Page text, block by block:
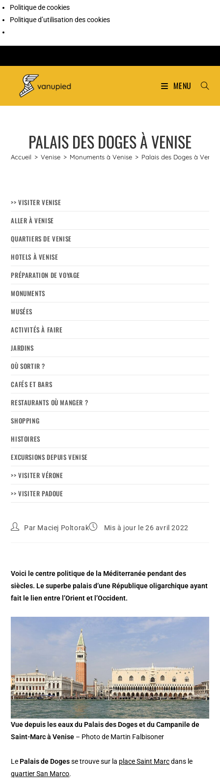
Politique de cookies
Politique d’utilisation des cookies
MENU
PALAIS DES DOGES À VENISE
Accueil > Venise > Monuments à Venise > Palais des Doges à Venise
>> VISITER VENISE
ALLER À VENISE
QUARTIERS DE VENISE
HOTELS À VENISE
PRÉPARATION DE VOYAGE
MONUMENTS
MUSÉES
ACTIVITÉS À FAIRE
JARDINS
OÙ SORTIR ?
CAFÉS ET BARS
RESTAURANTS OÙ MANGER ?
SHOPPING
HISTOIRES
EXCURSIONS DEPUIS VENISE
>> VISITER VÉRONE
>> VISITER PADOUE
Par Maciej Poltorak Mis à jour le 26 avril 2022
Voici le centre politique de la Méditerranée pendant des
siècles. Le superbe palais d’une République oligarchique ayant
fait le lien entre l’Orient et l’Occident.
Vue depuis les eaux du Palais des Doges et du Campanile de
Saint-Marc à Venise – Photo de Martin Falbisoner
Le Palais de Dogesse trouve sur la place Saint Marcdans le
quartier San Marco.